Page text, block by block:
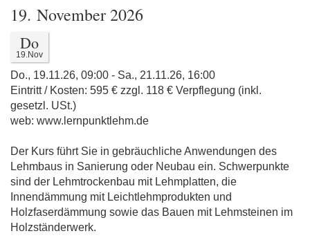
19. November 2026
Do
19.Nov
Do., 19.11.26, 09:00 - Sa., 21.11.26, 16:00
Eintritt / Kosten: 595 € zzgl. 118 € Verpflegung (inkl.
gesetzl. USt.)
web: www.lernpunktlehm.de
Der Kurs führt Sie in gebräuchliche Anwendungen des
Lehmbaus in Sanierung oder Neubau ein. Schwerpunkte
sind der Lehmtrockenbau mit Lehmplatten, die
Innendämmung mit Leichtlehmprodukten und
Holzfaserdämmung sowie das Bauen mit Lehmsteinen im
Holzständerwerk.